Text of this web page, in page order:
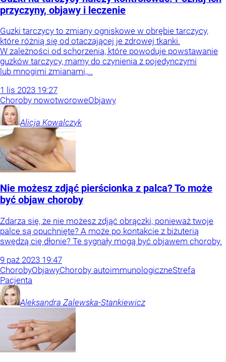
przyczyny, objawy i leczenie
Guzki tarczycy to zmiany ogniskowe w obrębie tarczycy,
które różnią się od otaczającej je zdrowej tkanki.
W zależności od schorzenia, które powoduje powstawanie
guzków tarczycy, mamy do czynienia z pojedynczymi
lub mnogimi zmianami,...
1 lis 2023 19:27
Choroby nowotworoweObjawy
Alicja Kowalczyk
Nie możesz zdjąć pierścionka z palca? To może
być objaw choroby
Zdarza się, że nie możesz zdjąć obrączki, ponieważ twoje
palce są opuchnięte? A może po kontakcie z biżuterią
swędzą cię dłonie? Te sygnały mogą być objawem choroby.
9 paź 2023 19:47
ChorobyObjawyChoroby autoimmunologiczneStrefa
Pacjenta
Aleksandra Zalewska-Stankiewicz